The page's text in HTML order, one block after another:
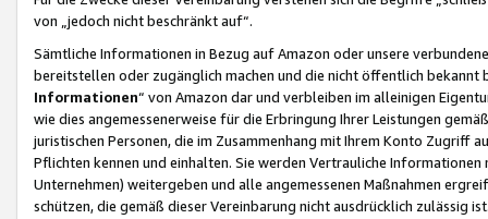
von „jedoch nicht beschränkt auf“.
Sämtliche Informationen in Bezug auf Amazon oder unsere
bereitstellen oder zugänglich machen und die nicht öffentlich
Informationen“ von Amazon dar und verbleiben im alleinigen
wie dies angemessenerweise für die Erbringung Ihrer Leistungen
juristischen Personen, die im Zusammenhang mit Ihrem Konto
Pflichten kennen und einhalten. Sie werden Vertrauliche
Unternehmen) weitergeben und alle angemessenen Maßnahmen
schützen, die gemäß dieser Vereinbarung nicht ausdrücklich zulässig